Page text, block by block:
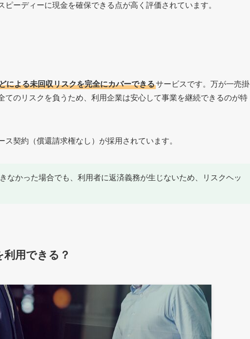
ーディーに現金を確保できる点が高く評価されています。
による未回収リスクを完全にカバーできるサービスです。万が一売掛
てのリスクを負うため、利用企業は安心して事業を継続できるのが特
契約（償還請求権なし）が採用されています。
なかった場合でも、利用者に返済義務が生じないため、リスクヘッ
用できる？